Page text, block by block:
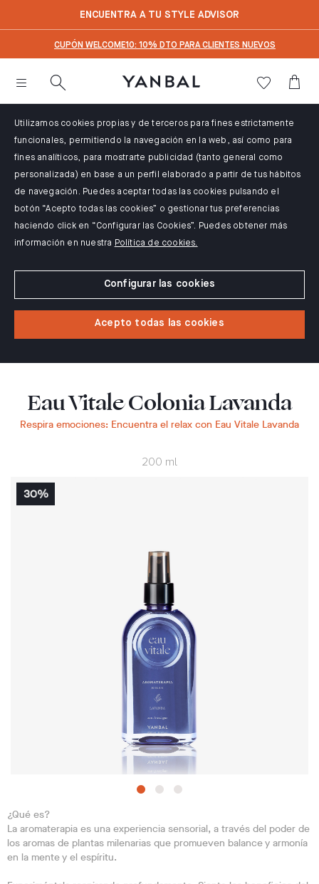
ENCUENTRA A TU STYLE ADVISOR
CUPÓN WELCOME10: 10% DTO PARA CLIENTES NUEVOS
Utilizamos cookies propias y de terceros para fines estrictamente
funcionales, permitiendo la navegación en la web, así como para
fines analíticos, para mostrarte publicidad (tanto general como
personalizada) en base a un perfil elaborado a partir de tus hábitos
de navegación. Puedes aceptar todas las cookies pulsando el
botón “Acepto todas las cookies” o gestionar tus preferencias
haciendo click en “Configurar las Cookies”. Puedes obtener más
información en nuestra Política de cookies.
Configurar las cookies
Acepto todas las cookies
Eau Vitale Colonia Lavanda
Respira emociones: Encuentra el relax con Eau Vitale Lavanda
200 ml
¿Qué es?
La aromaterapia es una experiencia sensorial, a través del poder de
los aromas de plantas milenarias que promueven balance y armonía
en la mente y el espíritu.